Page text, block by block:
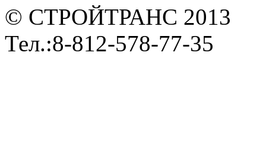
© СТРОЙТРАНС 2013
Тел.:8-812-578-77-35